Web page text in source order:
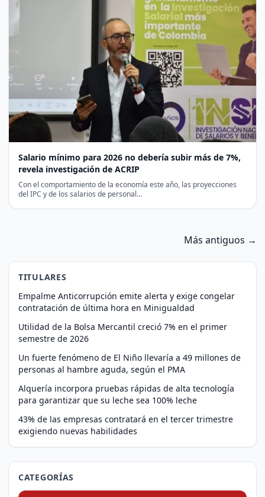
Salario mínimo para 2026 no debería subir más de 7%,
revela investigación de ACRIP
Con el comportamiento de la economía este año, las proyecciones
del IPC y de los salarios de personal…
Más antiguos →
TITULARES
Empalme Anticorrupción emite alerta y exige congelar
contratación de última hora en Minigualdad
Utilidad de la Bolsa Mercantil creció 7% en el primer
semestre de 2026
Un fuerte fenómeno de El Niño llevaría a 49 millones de
personas al hambre aguda, según el PMA
Alquería incorpora pruebas rápidas de alta tecnología
para garantizar que su leche sea 100% leche
43% de las empresas contratará en el tercer trimestre
exigiendo nuevas habilidades
CATEGORÍAS